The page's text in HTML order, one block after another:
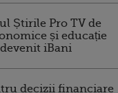
Știrile Pro TV de
și educație
iBani
decizii financiare